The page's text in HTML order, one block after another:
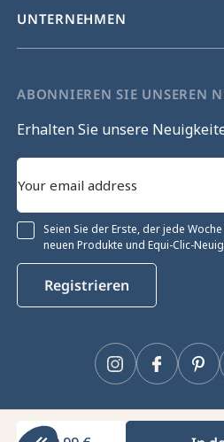
UNTERNEHMEN
ABONNIEREN SIE UNSEREN
Erhalten Sie unsere
Seien Sie der Erste, der jede
neuen Produkte und Equi-Clic-
Registrieren
Facebook
Instagram